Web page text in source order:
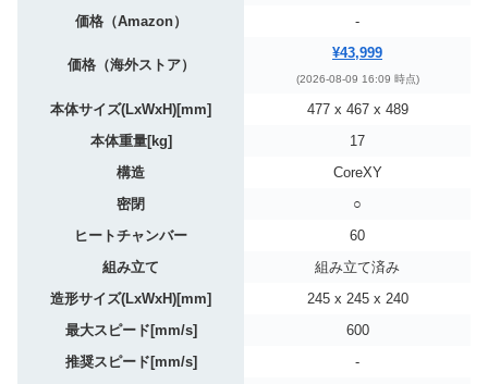
価格（Amazon）
-
価格（海外ストア）
¥43,999
(2026-08-09 16:09 時点)
本体サイズ(LxWxH)[mm]
477 x 467 x 489
本体重量[kg]
17
構造
CoreXY
密閉
○
ヒートチャンバー
60
組み立て
組み立て済み
造形サイズ(LxWxH)[mm]
245 x 245 x 240
最大スピード[mm/s]
600
推奨スピード[mm/s]
-